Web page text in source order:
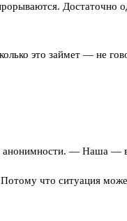
Достаточно
это займет — не
— Наша —
что ситуация